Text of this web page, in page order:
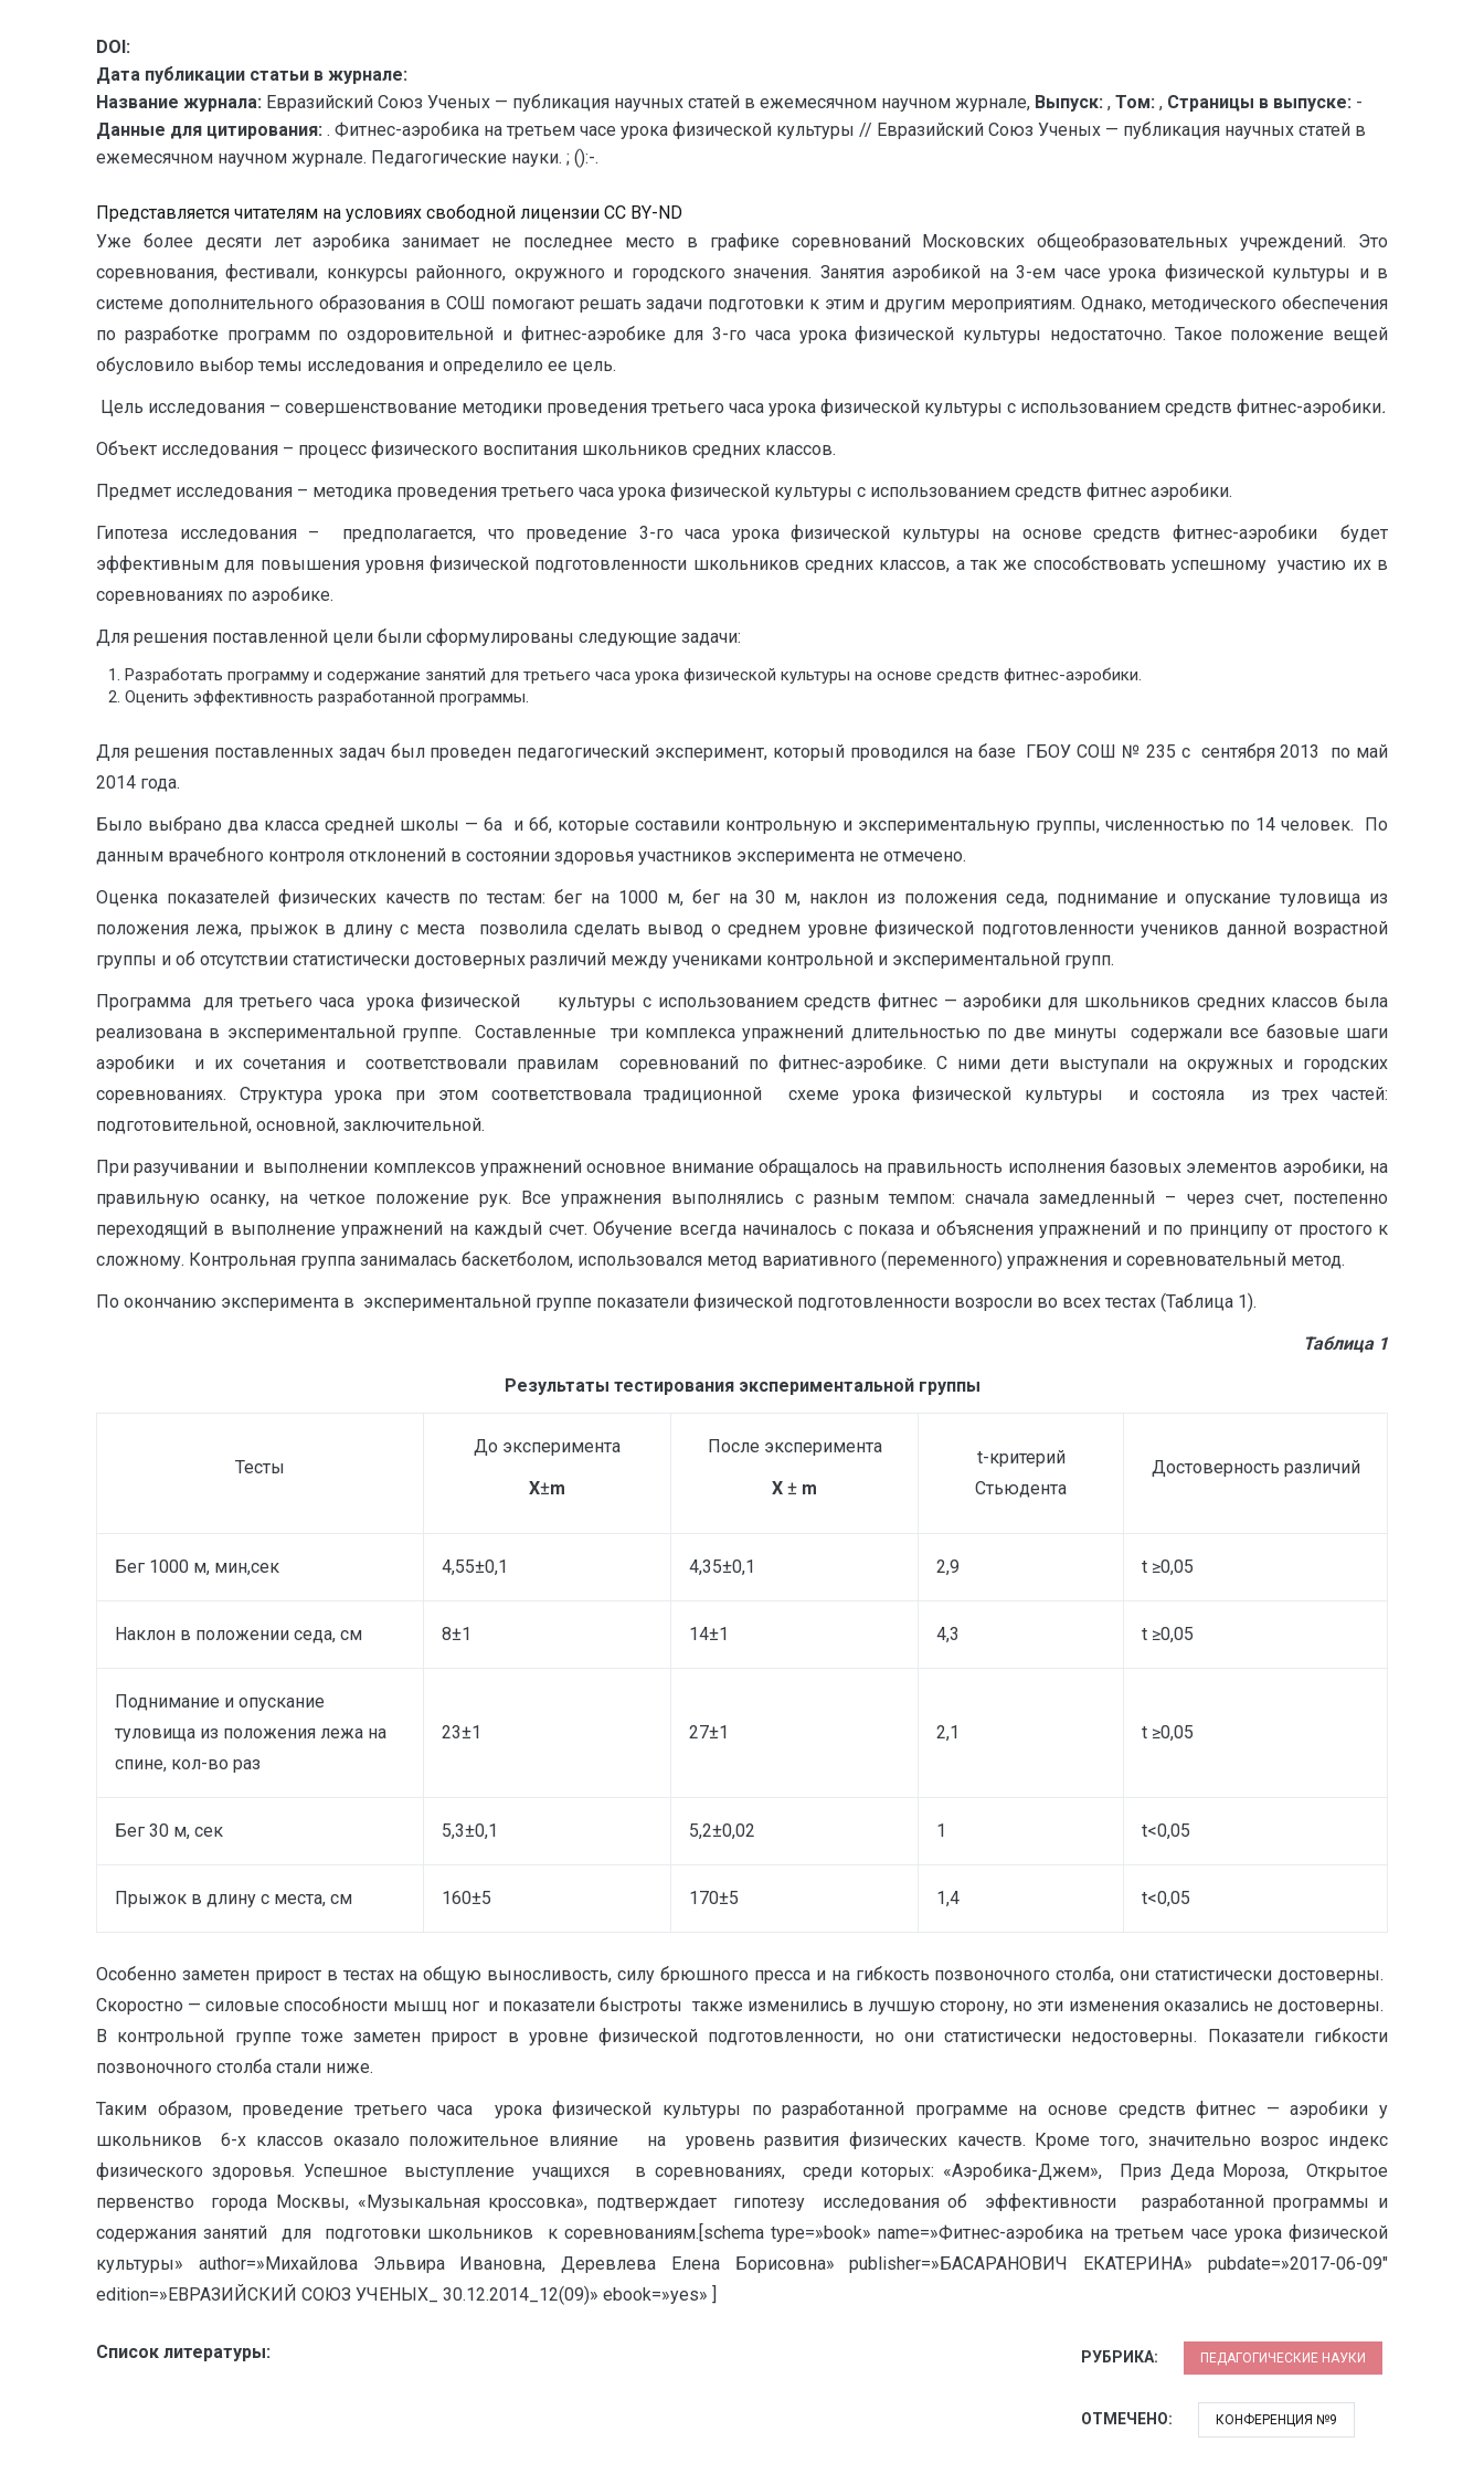
DOI:
Дата публикации статьи в журнале:
Название журнала: Евразийский Союз Ученых — публикация научных статей в ежемесячном научном журнале, Выпуск: , Том: , Страницы в выпуске: -
Данные для цитирования: . Фитнес-аэробика на третьем часе урока физической культуры // Евразийский Союз Ученых — публикация научных статей в
ежемесячном научном журнале. Педагогические науки. ; ():-.
Представляется читателям на условиях свободной лицензии CC BY-ND
Уже более десяти лет аэробика занимает не последнее место в графике соревнований Московских общеобразовательных учреждений. Это
соревнования, фестивали, конкурсы районного, окружного и городского значения. Занятия аэробикой на 3-ем часе урока физической культуры и в
системе дополнительного образования в СОШ помогают решать задачи подготовки к этим и другим мероприятиям. Однако, методического обеспечения
по разработке программ по оздоровительной и фитнес-аэробике для 3-го часа урока физической культуры недостаточно. Такое положение вещей
обусловило выбор темы исследования и определило ее цель.
Цель исследования – совершенствование методики проведения третьего часа урока физической культуры с использованием средств фитнес-аэробики.
Объект исследования – процесс физического воспитания школьников средних классов.
Предмет исследования – методика проведения третьего часа урока физической культуры с использованием средств фитнес аэробики.
Гипотеза исследования – предполагается, что проведение 3-го часа урока физической культуры на основе средств фитнес-аэробики будет
эффективным для повышения уровня физической подготовленности школьников средних классов, а так же способствовать успешному участию их в
соревнованиях по аэробике.
Для решения поставленной цели были сформулированы следующие задачи:
Разработать программу и содержание занятий для третьего часа урока физической культуры на основе средств фитнес-аэробики.
Оценить эффективность разработанной программы.
Для решения поставленных задач был проведен педагогический эксперимент, который проводился на базе ГБОУ СОШ № 235 с сентября 2013 по май
2014 года.
Было выбрано два класса средней школы — 6а и 6б, которые составили контрольную и экспериментальную группы, численностью по 14 человек. По
данным врачебного контроля отклонений в состоянии здоровья участников эксперимента не отмечено.
Оценка показателей физических качеств по тестам: бег на 1000 м, бег на 30 м, наклон из положения седа, поднимание и опускание туловища из
положения лежа, прыжок в длину с места позволила сделать вывод о среднем уровне физической подготовленности учеников данной возрастной
группы и об отсутствии статистически достоверных различий между учениками контрольной и экспериментальной групп.
Программа для третьего часа урока физической культуры с использованием средств фитнес — аэробики для школьников средних классов была
реализована в экспериментальной группе. Составленные три комплекса упражнений длительностью по две минуты содержали все базовые шаги
аэробики и их сочетания и соответствовали правилам соревнований по фитнес-аэробике. С ними дети выступали на окружных и городских
соревнованиях. Структура урока при этом соответствовала традиционной схеме урока физической культуры и состояла из трех частей:
подготовительной, основной, заключительной.
При разучивании и выполнении комплексов упражнений основное внимание обращалось на правильность исполнения базовых элементов аэробики, на
правильную осанку, на четкое положение рук. Все упражнения выполнялись с разным темпом: сначала замедленный – через счет, постепенно
переходящий в выполнение упражнений на каждый счет. Обучение всегда начиналось с показа и объяснения упражнений и по принципу от простого к
сложному. Контрольная группа занималась баскетболом, использовался метод вариативного (переменного) упражнения и соревновательный метод.
По окончанию эксперимента в экспериментальной группе показатели физической подготовленности возросли во всех тестах (Таблица 1).
Таблица 1
Результаты тестирования экспериментальной группы
Тесты
До эксперимента
X±m
После эксперимента
X ± m
t-критерий
Стьюдента
Достоверность различий
Бег 1000 м, мин,сек 4,55±0,1 4,35±0,1 2,9 t ≥0,05
Наклон в положении седа, см 8±1 14±1 4,3 t ≥0,05
Поднимание и опускание
туловища из положения лежа на
спине, кол-во раз
23±1 27±1 2,1 t ≥0,05
Бег 30 м, сек 5,3±0,1 5,2±0,02 1 t<0,05
Прыжок в длину с места, см 160±5 170±5 1,4 t<0,05
Особенно заметен прирост в тестах на общую выносливость, силу брюшного пресса и на гибкость позвоночного столба, они статистически достоверны.
Скоростно — силовые способности мышц ног и показатели быстроты также изменились в лучшую сторону, но эти изменения оказались не достоверны.
В контрольной группе тоже заметен прирост в уровне физической подготовленности, но они статистически недостоверны. Показатели гибкости
позвоночного столба стали ниже.
Таким образом, проведение третьего часа урока физической культуры по разработанной программе на основе средств фитнес — аэробики у
школьников 6-х классов оказало положительное влияние на уровень развития физических качеств. Кроме того, значительно возрос индекс
физического здоровья. Успешное выступление учащихся в соревнованиях, среди которых: «Аэробика-Джем», Приз Деда Мороза, Открытое
первенство города Москвы, «Музыкальная кроссовка», подтверждает гипотезу исследования об эффективности разработанной программы и
содержания занятий для подготовки школьников к соревнованиям.[schema type=»book» name=»Фитнес-аэробика на третьем часе урока физической
культуры» author=»Михайлова Эльвира Ивановна, Деревлева Елена Борисовна» publisher=»БАСАРАНОВИЧ ЕКАТЕРИНА» pubdate=»2017-06-09″
edition=»ЕВРАЗИЙСКИЙ СОЮЗ УЧЕНЫХ_ 30.12.2014_12(09)» ebook=»yes» ]
Список литературы: РУБРИКА: ПЕДАГОГИЧЕСКИЕ НАУКИ
ОТМЕЧЕНО: КОНФЕРЕНЦИЯ №9